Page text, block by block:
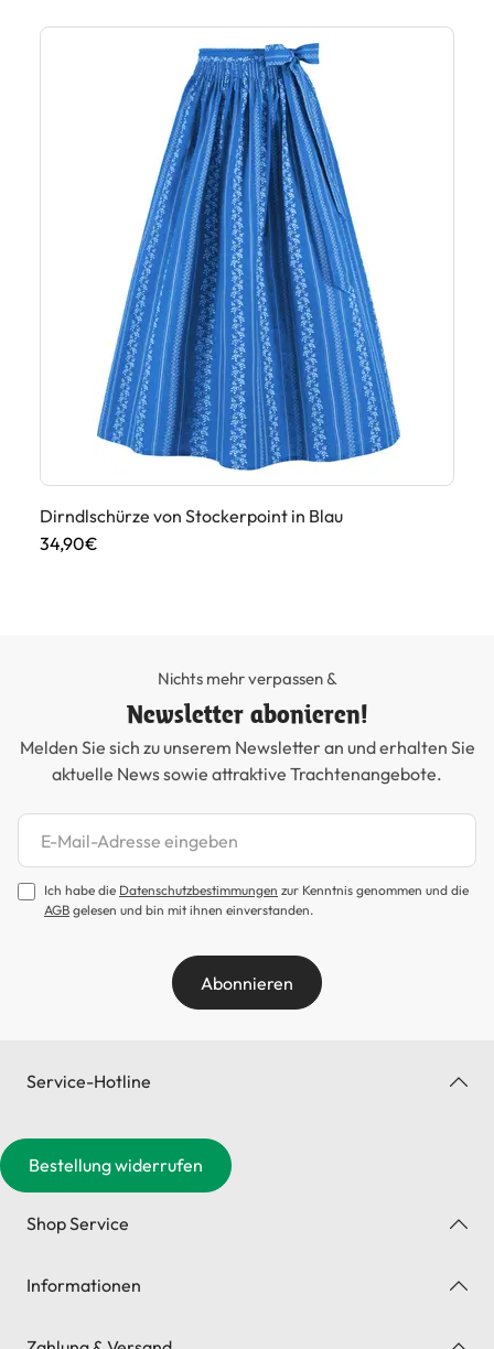
Dirndlschürze von Stockerpoint in Blau
34,90€
Nichts mehr verpassen &
Newsletter abonieren!
Melden Sie sich zu unserem Newsletter an und erhalten Sie
aktuelle News sowie attraktive Trachtenangebote.
Newsletter abonnieren
Ich habe die Datenschutzbestimmungen zur Kenntnis genommen und die
AGB gelesen und bin mit ihnen einverstanden.
Abonnieren
Service-Hotline
Bestellung widerrufen
Shop Service
Informationen